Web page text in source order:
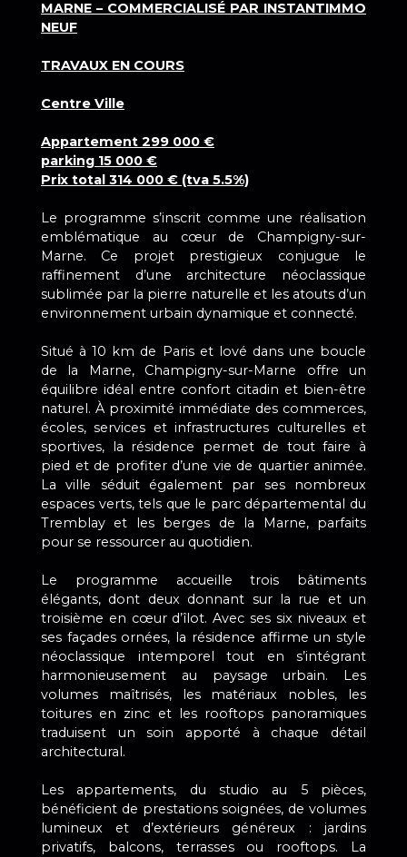
MARNE – COMMERCIALISÉ PAR INSTANTIMMO
NEUF
TRAVAUX EN COURS
Centre Ville
Appartement 299 000 €
parking 15 000 €
Prix total 314 000 € (tva 5.5%)
Le programme s’inscrit comme une réalisation
emblématique au cœur de Champigny-sur-
Marne. Ce projet prestigieux conjugue le
raffinement d’une architecture néoclassique
sublimée par la pierre naturelle et les atouts d’un
environnement urbain dynamique et connecté.
Situé à 10 km de Paris et lové dans une boucle
de la Marne, Champigny-sur-Marne offre un
équilibre idéal entre confort citadin et bien-être
naturel. À proximité immédiate des commerces,
écoles, services et infrastructures culturelles et
sportives, la résidence permet de tout faire à
pied et de profiter d’une vie de quartier animée.
La ville séduit également par ses nombreux
espaces verts, tels que le parc départemental du
Tremblay et les berges de la Marne, parfaits
pour se ressourcer au quotidien.
Le programme accueille trois bâtiments
élégants, dont deux donnant sur la rue et un
troisième en cœur d’îlot. Avec ses six niveaux et
ses façades ornées, la résidence affirme un style
néoclassique intemporel tout en s’intégrant
harmonieusement au paysage urbain. Les
volumes maîtrisés, les matériaux nobles, les
toitures en zinc et les rooftops panoramiques
traduisent un soin apporté à chaque détail
architectural.
Les appartements, du studio au 5 pièces,
bénéficient de prestations soignées, de volumes
lumineux et d’extérieurs généreux : jardins
privatifs, balcons, terrasses ou rooftops. La